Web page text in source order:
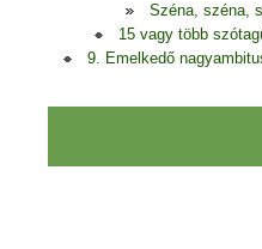
Széna, széna,
15 vagy több
9. Emelkedő